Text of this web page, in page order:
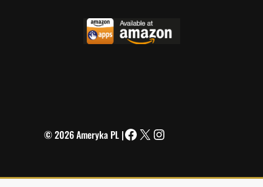
© 2026 Ameryka PL |
Facebook
X Instagram